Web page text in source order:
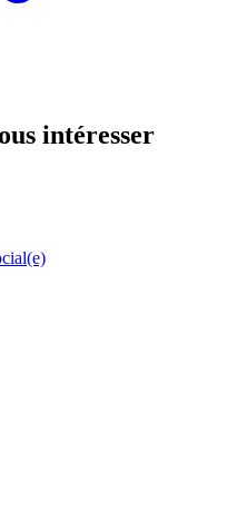
intéresser